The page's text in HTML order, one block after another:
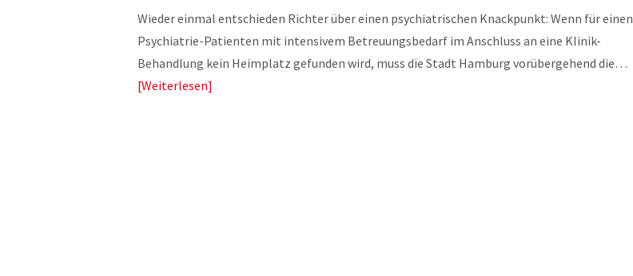
Wieder einmal entschieden Richter über einen psychiatrischen Knackpunkt: Wenn für einen
Psychiatrie-Patienten mit intensivem Betreuungsbedarf im Anschluss an eine Klinik-
Behandlung kein Heimplatz gefunden wird, muss die Stadt Hamburg vorübergehend die…
Weiterlesen